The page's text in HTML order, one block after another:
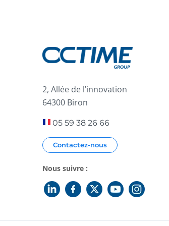
2, Allée de l’innovation
64300 Biron
05 59 38 26 66
Contactez-nous
Nous suivre :